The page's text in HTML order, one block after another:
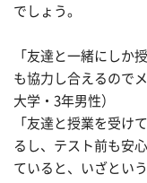
でしょう。
「友達と一緒にしか
も協力し合えるので
大学・3年男性）
「友達と授業を受け
るし、テスト前も安
ていると、いざとい